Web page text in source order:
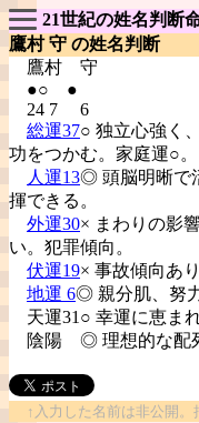
21世紀の姓名判断
鷹村 守 の姓名判断
鷹村 守
●○ ●
24 7 6
総運37○ 独立心強く
功をつかむ。家庭運○。
人運13◎ 頭脳明晰で
揮できる。
外運30× まわりの影
い。犯罪傾向。
伏運19× 事故傾向あり
地運 6◎ 親分肌、努
天運31○ 幸運に恵ま
陰陽 ◎ 理想的な配
↑入力した名前は非公開。